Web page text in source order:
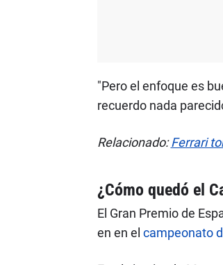
"Pero el enfoque es
recuerdo nada
Relacionado:Ferrari
¿Cómo quedó el
El Gran Premio de
en en el campeonato